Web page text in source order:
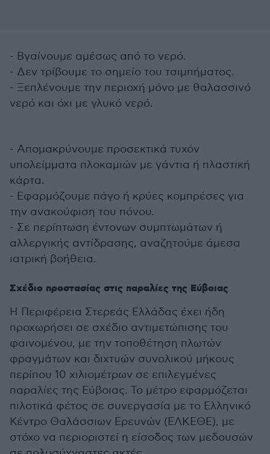
- Βγαίνουμε αμέσως από το νερό.
- Δεν τρίβουμε το σημείο του τσιμπήματος.
- Ξεπλένουμε την περιοχή μόνο με θαλασσινό
νερό και όχι με γλυκό νερό.
- Απομακρύνουμε προσεκτικά τυχόν
υπολείμματα πλοκαμιών με γάντια ή πλαστική
κάρτα.
- Εφαρμόζουμε πάγο ή κρύες κομπρέσες για
την ανακούφιση του πόνου.
- Σε περίπτωση έντονων συμπτωμάτων ή
αλλεργικής αντίδρασης, αναζητούμε άμεσα
ιατρική βοήθεια.
Σχέδιο προστασίας στις παραλίες της Εύβοιας
Η Περιφέρεια Στερεάς Ελλάδας έχει ήδη
προχωρήσει σε σχέδιο αντιμετώπισης του
φαινομένου, με την τοποθέτηση πλωτών
φραγμάτων και διχτυών συνολικού μήκους
περίπου 10 χιλιομέτρων σε επιλεγμένες
παραλίες της Εύβοιας. Το μέτρο εφαρμόζεται
πιλοτικά φέτος σε συνεργασία με το Ελληνικό
Κέντρο Θαλάσσιων Ερευνών (ΕΛΚΕΘΕ), με
στόχο να περιοριστεί η είσοδος των μεδουσών